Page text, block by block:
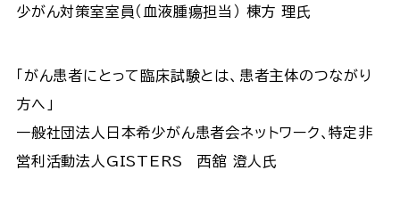
少がん対策室室員（血液腫瘍担当） 棟方 理氏
「がん患者にとって臨床試験とは、患者主体のつながり
方へ」
一般社団法人日本希少がん患者会ネットワーク､特定非
営利活動法人GISTERS 西舘 澄人氏